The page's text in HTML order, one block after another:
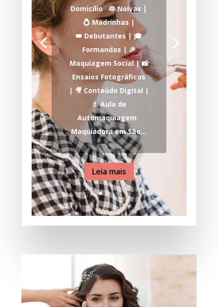
Domicílio 👰 Noivas |
💍 Madrinhas |
👑 Debutantes | 🎓
Formandas | 🎉
Maquiagem Social | 📸
Ensaios Fotográficos
| 🎥 Conteúdo Digital |
💄 Aula de
Automaquiagem
Maquiadora em São...
Leia mais